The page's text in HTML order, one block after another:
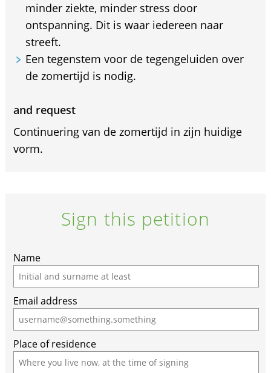
minder ziekte, minder stress door
ontspanning. Dit is waar iedereen naar
streeft.
Een tegenstem voor de tegengeluiden over
de zomertijd is nodig.
and request
Continuering van de zomertijd in zijn huidige
vorm.
Sign this petition
Name
Email address
Place of residence